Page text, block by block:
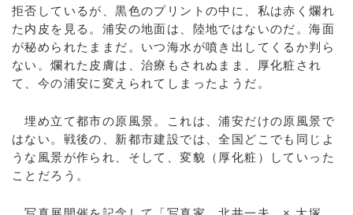
拒否しているが、黒色のプリントの中に、私は赤く爛れ
た内皮を見る。浦安の地面は、陸地ではないのだ。海面
が秘められたままだ。いつ海水が噴き出してくるか判ら
ない。爛れた皮膚は、治療もされぬまま、厚化粧され
て、今の浦安に変えられてしまったようだ。
埋め立て都市の原風景。これは、浦安だけの原風景で
はない。戦後の、新都市建設では、全国どこでも同じよ
うな風景が作られ、そして、変貌（厚化粧）していった
ことだろう。